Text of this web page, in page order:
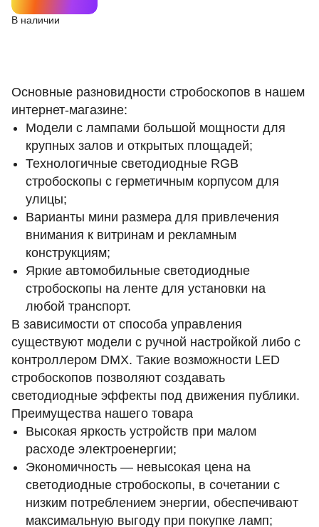
В наличии
Основные разновидности стробоскопов в нашем
интернет-магазине:
Модели с лампами большой мощности для
крупных залов и открытых площадей;
Технологичные светодиодные RGB
стробоскопы с герметичным корпусом для
улицы;
Варианты мини размера для привлечения
внимания к витринам и рекламным
конструкциям;
Яркие автомобильные светодиодные
стробоскопы на ленте для установки на
любой транспорт.
В зависимости от способа управления
существуют модели с ручной настройкой либо с
контроллером DMX. Такие возможности LED
стробоскопов позволяют создавать
светодиодные эффекты под движения публики.
Преимущества нашего товара
Высокая яркость устройств при малом
расходе электроенергии;
Экономичность — невысокая цена на
светодиодные стробоскопы, в сочетании с
низким потреблением энергии, обеспечивают
максимальную выгоду при покупке ламп;